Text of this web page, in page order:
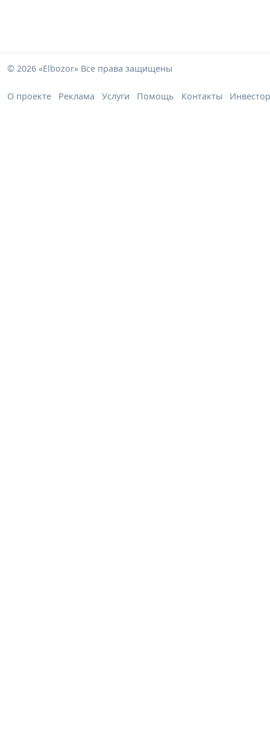
© 2026 «Elbozor» Все права защищены
О проекте Реклама Услуги Помощь Контакты